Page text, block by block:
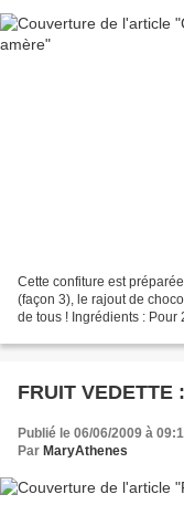
Cette confiture est
(façon 3), le rajout de
de tous ! Ingrédients :
FRUIT
Publié le 06/06/2009 à
Par MaryAthenes